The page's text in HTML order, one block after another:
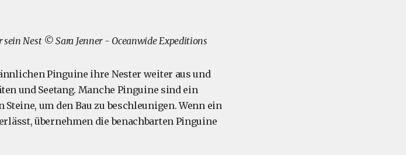
Nest © Sara Jenner - Oceanwide Expeditions
Pinguine ihre Nester weiter aus und
und Seetang. Manche Pinguine sind ein
um den Bau zu beschleunigen. Wenn ein
übernehmen die benachbarten Pinguine